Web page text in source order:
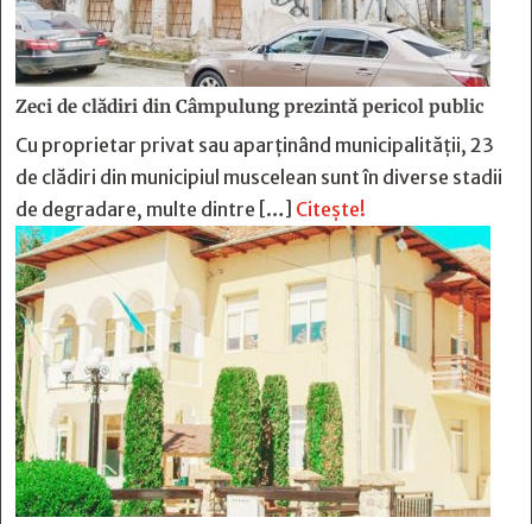
Zeci de clădiri din Câmpulung prezintă pericol public
Cu proprietar privat sau aparținând municipalității, 23
de clădiri din municipiul muscelean sunt în diverse stadii
de degradare, multe dintre […] Citește!